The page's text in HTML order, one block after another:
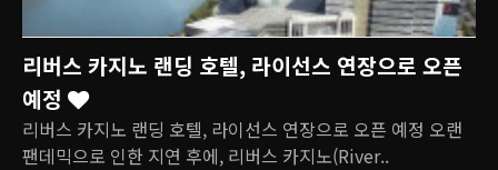
리버스 카지노 랜딩 호텔, 라이선스 연장으로 오픈
예정
리버스 카지노 랜딩 호텔, 라이선스 연장으로 오픈 예정 오랜
팬데믹으로 인한 지연 후에, 리버스 카지노(River..